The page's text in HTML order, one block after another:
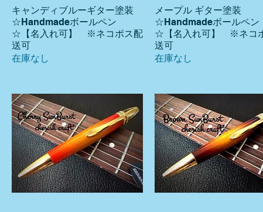
クイックビュー
キャンディブルーギター塗装
☆Handmadeボールペン
☆【名入れ可】 ※ネコポス配
送可
在庫なし
クイックビュー
メープル ギター塗装
☆Handmadeボールペン
☆【名入れ可】 ※ネコ
送可
在庫なし